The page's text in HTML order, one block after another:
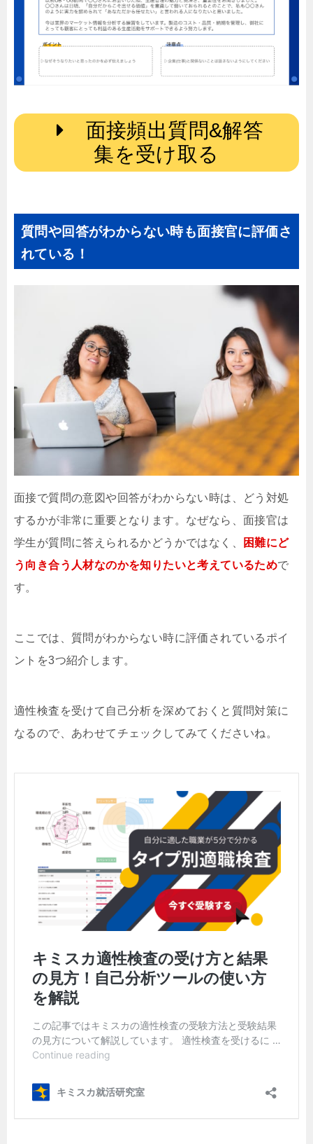
面接頻出質問&解答
集を受け取る
質問や回答がわからない時も面接官に評価さ
れている！
面接で質問の意図や回答がわからない時は、どう対処
するかが非常に重要となります。なぜなら、面接官は
学生が質問に答えられるかどうかではなく、
困難にど
う向き合う人材なのかを知りたいと考えているためで
す。
ここでは、質問がわからない時に評価されているポイ
ントを3つ紹介します。
適性検査を受けて自己分析を深めておくと質問対策に
なるので、あわせてチェックしてみてくださいね。